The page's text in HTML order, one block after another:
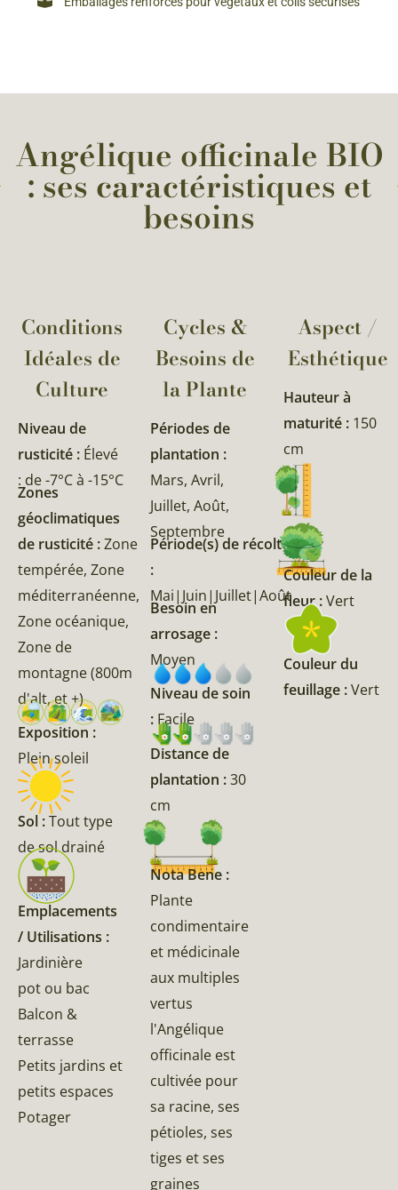
Angélique officinale BIO
: ses caractéristiques et
besoins
Conditions
Idéales de
Culture
Niveau de
rusticité : Élevé
: de -7°C à -15°C
Zones
géoclimatiques
de rusticité :Zone
tempérée, Zone
méditerranéenne,
Zone océanique,
Zone de
montagne (800m
d'alt, et +)
Exposition :
Plein soleil
Sol :Tout type
de sol drainé
Emplacements
/ Utilisations :
Jardinière
pot ou bac
Balcon &
terrasse
Petits jardins et
petits espaces
Potager
Cycles &
Besoins de
la Plante​
Périodes de
plantation :
Mars, Avril,
Juillet, Août,
Septembre
Période(s) de récolte
:
Mai|Juin|Juillet|Août
Besoin en
arrosage :
Moyen
Niveau de soin
: Facile
Distance de
plantation :30
cm
Nota Bene :
Plante
condimentaire
et médicinale
aux multiples
vertus
l'Angélique
officinale est
cultivée pour
sa racine, ses
pétioles, ses
tiges et ses
graines
Aspect /
Esthétique
Hauteur à
maturité : 150
cm
Couleur de la
fleur :Vert
Couleur du
feuillage :Vert